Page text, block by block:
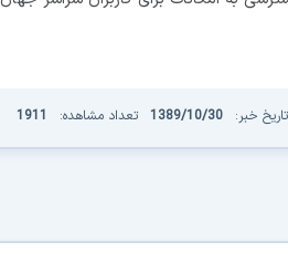
تاریخ خبر: 1389/10/30 تعداد مشاهده: 1911